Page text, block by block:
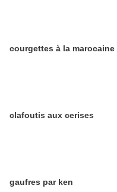
courgettes à la marocaine
clafoutis aux cerises
gaufres par ken